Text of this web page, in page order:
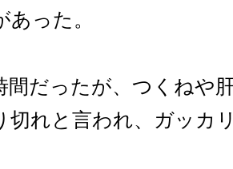
った。
間だったが、つくねや
切れと言われ、ガッカ